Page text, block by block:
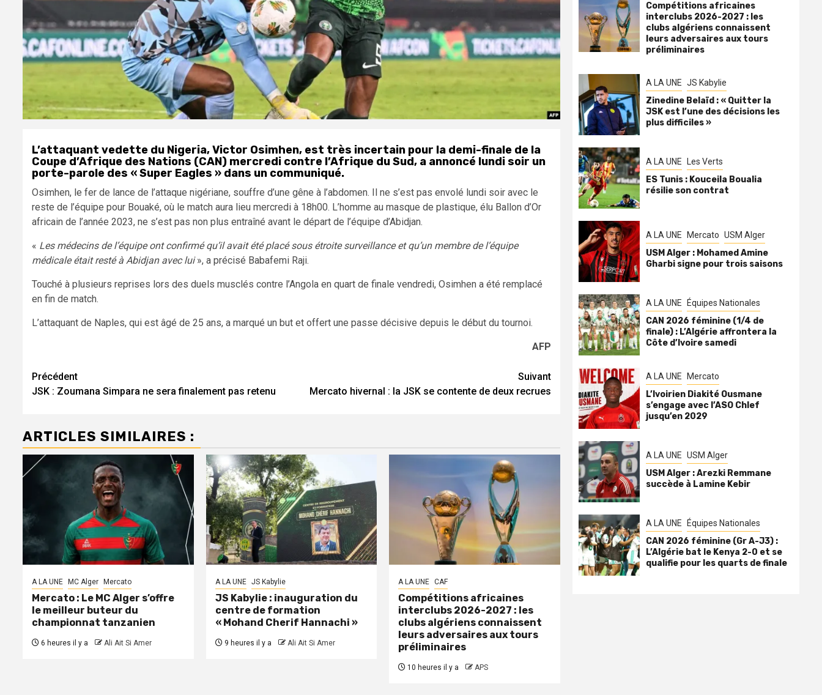
L’attaquant vedette du Nigeria, Victor Osimhen, est très incertain pour la demi-finale de la
Coupe d’Afrique des Nations (CAN) mercredi contre l’Afrique du Sud, a annoncé lundi soir un
porte-parole des « Super Eagles » dans un communiqué.
Osimhen, le fer de lance de l’attaque nigériane, souffre d’une gêne à l’abdomen. Il ne s’est pas envolé lundi soir avec le
reste de l’équipe pour Bouaké, où le match aura lieu mercredi à 18h00. L’homme au masque de plastique, élu Ballon d’Or
africain de l’année 2023, ne s’est pas non plus entraîné avant le départ de l’équipe d’Abidjan.
« Les médecins de l’équipe ont confirmé qu’il avait été placé sous étroite surveillance et qu’un membre de l’équipe
médicale était resté à Abidjan avec lui», a précisé Babafemi Raji.
Touché à plusieurs reprises lors des duels musclés contre l’Angola en quart de finale vendredi, Osimhen a été remplacé
en fin de match.
L’attaquant de Naples, qui est âgé de 25 ans, a marqué un but et offert une passe décisive depuis le début du tournoi.
AFP
Navigation
d’article
Précédent
JSK : Zoumana Simpara ne sera finalement pas retenu
Suivant
Mercato hivernal : la JSK se contente de deux recrues
ARTICLES SIMILAIRES :
A LA UNE MC Alger Mercato
Mercato : Le MC Alger s’offre
le meilleur buteur du
championnat tanzanien
6 heures il y a Ali Ait Si Amer
A LA UNE JS Kabylie
JS Kabylie : inauguration du
centre de formation
« Mohand Cherif Hannachi »
9 heures il y a Ali Ait Si Amer
A LA UNE CAF
Compétitions africaines
interclubs 2026-2027 : les
clubs algériens connaissent
leurs adversaires aux tours
préliminaires
10 heures il y a APS
Compétitions africaines
interclubs 2026-2027 : les
clubs algériens connaissent
leurs adversaires aux tours
préliminaires
A LA UNE JS Kabylie
Zinedine Belaïd : « Quitter la
JSK est l’une des décisions les
plus difficiles »
A LA UNE Les Verts
ES Tunis : Kouceila Boualia
résilie son contrat
A LA UNE Mercato USM Alger
USM Alger : Mohamed Amine
Gharbi signe pour trois saisons
A LA UNE Équipes Nationales
CAN 2026 féminine (1/4 de
finale) : L’Algérie affrontera la
Côte d’Ivoire samedi
A LA UNE Mercato
L’Ivoirien Diakité Ousmane
s’engage avec l’ASO Chlef
jusqu’en 2029
A LA UNE USM Alger
USM Alger : Arezki Remmane
succède à Lamine Kebir
A LA UNE Équipes Nationales
CAN 2026 féminine (Gr A-J3) :
L’Algérie bat le Kenya 2-0 et se
qualifie pour les quarts de finale